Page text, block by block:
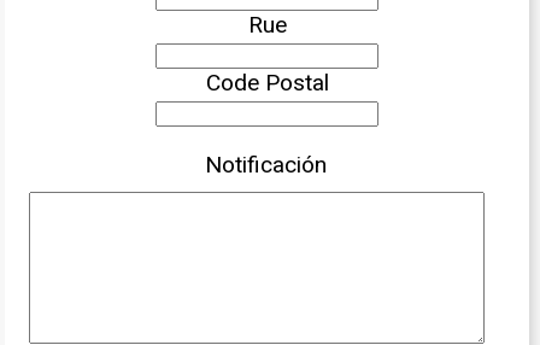
Rue
Code Postal
Notificación